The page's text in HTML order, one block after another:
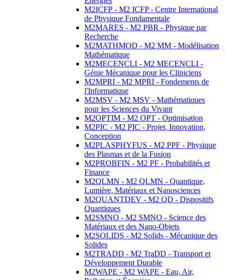
M2ICFP - M2 ICFP - Centre International
de Physique Fondamentale
M2MARES - M2 PBR - Physique par
Recherche
M2MATHMOD - M2 MM - Modélisation
Mathématique
M2MECENCLI - M2 MECENCLI -
Génie Mécanique pour les Cliniciens
M2MPRI - M2 MPRI - Fondements de
l'Informatique
M2MSV - M2 MSV - Mathématiques
pour les Sciences du Vivant
M2OPTIM - M2 OPT - Optimisation
M2PIC - M2 PIC - Projet, Innovation,
Conception
M2PLASPHYFUS - M2 PPF - Physique
des Plasmas et de la Fusion
M2PROBFIN - M2 PF - Probabilités et
Finance
M2QLMN - M2 QLMN - Quantique,
Lumière, Matériaux et Nanosciences
M2QUANTDEV - M2 QD - Dispositifs
Quantiques
M2SMNO - M2 SMNO - Science des
Matériaux et des Nano-Objets
M2SOLIDS - M2 Solids - Mécanique des
Solides
M2TRADD - M2 TraDD - Transport et
Développement Durable
M2WAPE - M2 WAPE - Eau, Air,